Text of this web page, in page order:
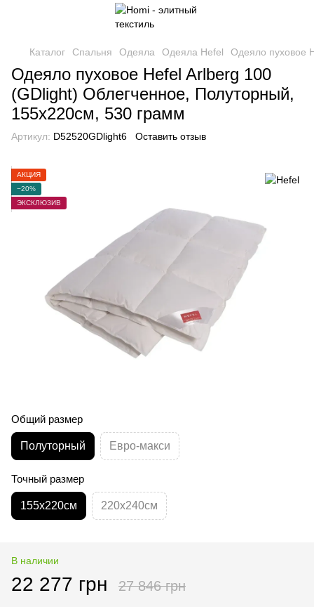
Каталог Спальня Одеяла Одеяла Hefel Одеяло пуховое
Одеяло пуховое Hefel Arlberg 100
(GDlight) Облегченное, Полуторный,
155х220см, 530 грамм
Артикул: D52520GDlight6 Оставить отзыв
АКЦИЯ
−20%
ЭКСКЛЮЗИВ
Общий размер
Полуторный Евро-макси
Точный размер
155х220см 220х240см
В наличии
22 277 грн 27 846 грн